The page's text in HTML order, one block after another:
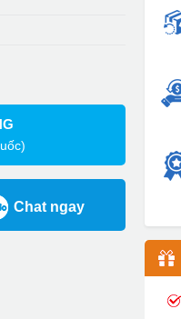
Chat ngay